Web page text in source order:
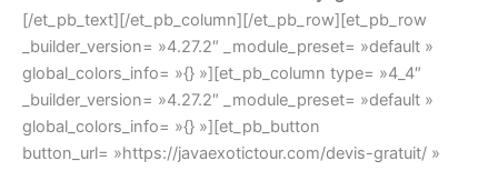
[/et_pb_text][/et_pb_column][/et_pb_row][et_pb_row
_builder_version= »4.27.2″ _module_preset= »default »
global_colors_info= »{} »][et_pb_column type= »4_4″
_builder_version= »4.27.2″ _module_preset= »default »
global_colors_info= »{} »][et_pb_button
button_url= »https://javaexotictour.com/devis-gratuit/ »